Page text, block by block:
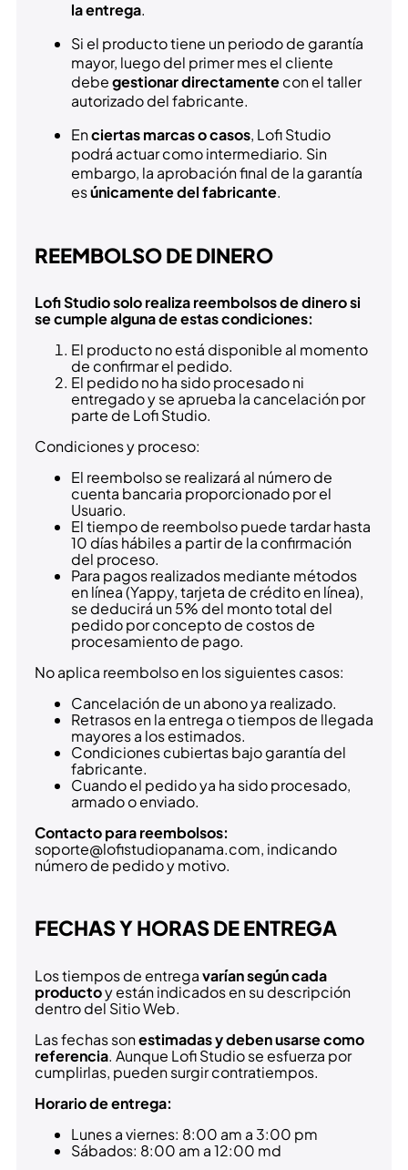
la entrega.
Si el producto tiene un periodo de garantía
mayor, luego del primer mes el cliente
debegestionar directamentecon el taller
autorizado del fabricante.
Enciertas marcas o casos, Lofi Studio
podrá actuar como intermediario. Sin
embargo, la aprobación final de la garantía
esúnicamente del fabricante.
REEMBOLSO DE DINERO
Lofi Studio solo realiza reembolsos de dinero si
se cumple alguna de estas condiciones:
El producto no está disponible al momento
de confirmar el pedido.
El pedido no ha sido procesado ni
entregado y se aprueba la cancelación por
parte de Lofi Studio.
Condiciones y proceso:
El reembolso se realizará al número de
cuenta bancaria proporcionado por el
Usuario.
El tiempo de reembolso puede tardar hasta
10 días hábiles a partir de la confirmación
del proceso.
Para pagos realizados mediante métodos
en línea (Yappy, tarjeta de crédito en línea),
se deducirá un 5% del monto total del
pedido por concepto de costos de
procesamiento de pago.
No aplica reembolso en los siguientes casos:
Cancelación de un abono ya realizado.
Retrasos en la entrega o tiempos de llegada
mayores a los estimados.
Condiciones cubiertas bajo garantía del
fabricante.
Cuando el pedido ya ha sido procesado,
armado o enviado.
Contacto para reembolsos:
soporte@lofistudiopanama.com, indicando
número de pedido y motivo.
FECHAS Y HORAS DE ENTREGA
Los tiempos de entregavarían según cada
productoy están indicados en su descripción
dentro del Sitio Web.
Las fechas sonestimadas y deben usarse como
referencia. Aunque Lofi Studio se esfuerza por
cumplirlas, pueden surgir contratiempos.
Horario de entrega:
Lunes a viernes: 8:00 am a 3:00 pm
Sábados: 8:00 am a 12:00 md